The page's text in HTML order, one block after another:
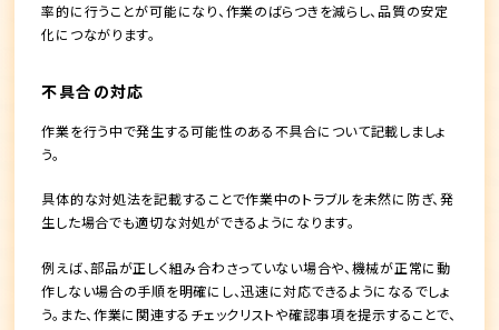
率的に行うことが可能になり、作業のばらつきを減らし、品質の安定
化につながります。
不具合の対応
作業を行う中で発生する可能性のある不具合について記載しましょ
う。
具体的な対処法を記載することで作業中のトラブルを未然に防ぎ、発
生した場合でも適切な対処ができるようになります。
例えば、部品が正しく組み合わさっていない場合や、機械が正常に動
作しない場合の手順を明確にし、迅速に対応できるようになるでしょ
う。また、作業に関連するチェックリストや確認事項を提示することで、